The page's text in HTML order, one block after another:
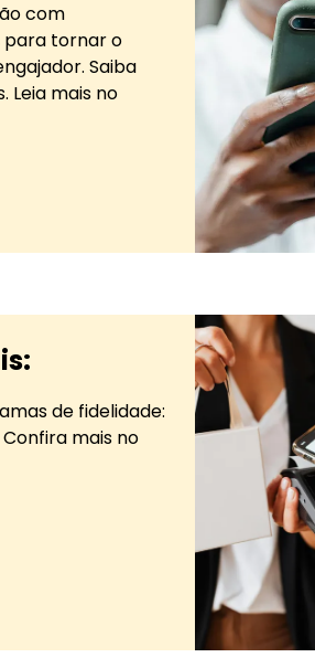
com
para tornar o
Saiba
Leia mais no
de fidelidade:
mais no